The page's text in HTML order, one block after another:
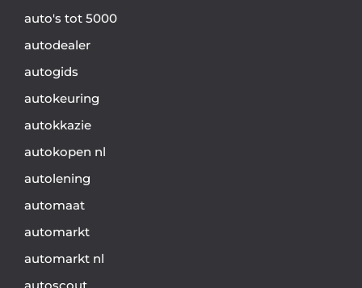
auto's tot 5000
autodealer
autogids
autokeuring
autokkazie
autokopen nl
autolening
automaat
automarkt
automarkt nl